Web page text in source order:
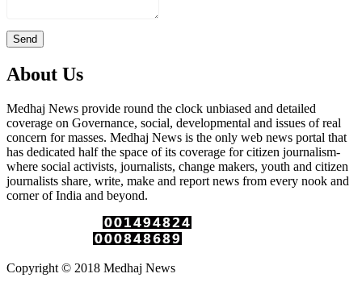
Send
About Us
Medhaj News provide round the clock unbiased and detailed
coverage on Governance, social, developmental and issues of real
concern for masses. Medhaj News is the only web news portal that
has dedicated half the space of its coverage for citizen journalism-
where social activists, journalists, change makers, youth and citizen
journalists share, write, make and report news from every nook and
corner of India and beyond.
Copyright © 2018 Medhaj News